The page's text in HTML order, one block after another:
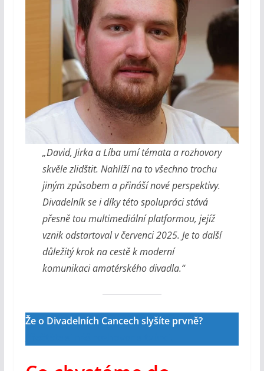
„David, Jirka a Líba umí témata a rozhovory
skvěle zlidštit. Nahlíží na to všechno trochu
jiným způsobem a přináší nové perspektivy.
Divadelník se i díky této spolupráci stává
přesně tou multimediální platformou, jejíž
vznik odstartoval v červenci 2025. Je to další
důležitý krok na cestě k moderní
komunikaci amatérského divadla.“
Že o Divadelních Cancech slyšíte prvně?